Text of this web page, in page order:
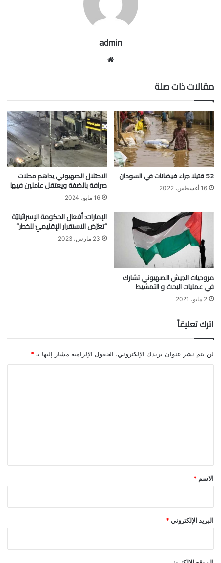
admin
مقالات ذات صلة
52 قتيلا جراء فيضانات في السودان
16 أغسطس، 2022
الاحتلال الصهيوني يداهم محلات
صرافة بالضفة ويعتقل عاملين فيها
16 مايو، 2024
مروحيات الجيش الصهيوني تشارك
في عمليات البحث و التمشيط
2 مايو، 2021
الإمارات: أفعال الحكومة الإسرائيليّة
“تعرّض الاستقرار الإقليميّ للخطر”
23 مارس، 2023
اترك تعليقاً
لن يتم نشر عنوان بريدك الإلكتروني. الحقول الإلزامية مشار إليها بـ *
*
الاسم *
البريد الإلكتروني *